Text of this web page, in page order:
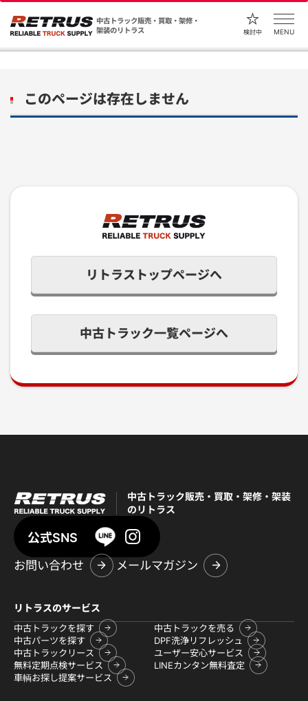
中古トラック販売・買取・架修・
架装のリトラス
検討中 MENU
このページは存在しません
リトラストップページへ
中古トラック一覧ページへ
中古トラック販売・買取・架修・架装
のリトラス
公式SNS
お問い合わせ
メールマガジン
リトラスのサービス
中古トラックを探す
中古トラックを売る
中古パーツを探す
DPF洗浄リフレッシュ
中古トラックリース
ユーザー安心サービス
無料定期点検サービス
LINEカンタン無料査定
車輌お探し提案サービス